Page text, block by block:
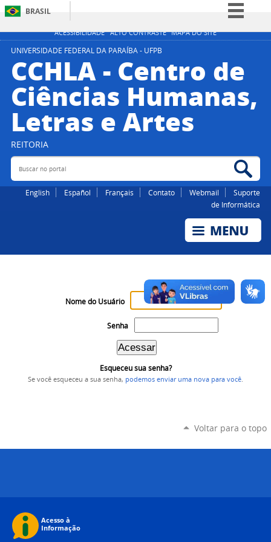
ACESSIBILIDADE ALTO CONTRASTE MAPA DO SITE
BRASIL
Simplifique!
Participe
Legislação
Canais
UNIVERSIDADE FEDERAL DA PARAÍBA - UFPB
CCHLA - Centro de
Ciências Humanas,
Letras e Artes
REITORIA
Buscar no portal
English Español Français Contato Webmail
Suporte
de Informática
Nome do Usuário
Senha
Esqueceu sua senha?
Se você esqueceu a sua senha, podemos enviar uma nova para você
Voltar para o topo